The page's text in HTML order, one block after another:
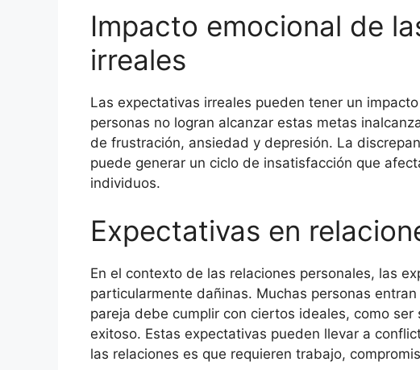
Impacto emocional de
irreales
Las expectativas irreales pueden tener un
personas no logran alcanzar estas metas
de frustración, ansiedad y depresión. La
puede generar un ciclo de insatisfacción que
individuos.
Expectativas en
En el contexto de las relaciones personales, las
particularmente dañinas. Muchas personas
pareja debe cumplir con ciertos ideales, como
exitoso. Estas expectativas pueden llevar a
las relaciones es que requieren trabajo,